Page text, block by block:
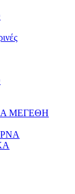
ΜΕΓΕΘΗ